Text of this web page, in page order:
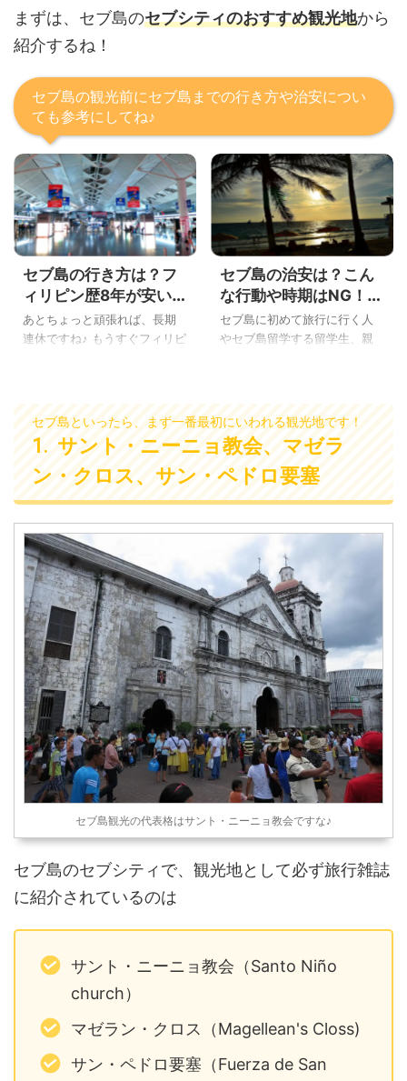
まずは、セブ島のセブシティのおすすめ観光地から
紹介するね！
セブ島の観光前にセブ島までの行き方や治安につい
ても参考にしてね♪
セブ島の行き方は？フ
ィリピン歴8年が安い航
空券の探し方を徹底解
説
あとちょっと頑張れば、長期
連休ですね♪ もうすぐフィリピ
した。 おぉう！盲点！まさか
は日本から一歩も出たことが
ない・・・。 最近、世界一周
て、ましてセブ島のブログを
書いている身として・・・ あ
れ！セブ島の行き方・アクセ
スについて書いた事なかっ
た！ ということで、今日は
「セブ島留学生、セブ島旅行
と考えている人は保存しとき
...
セブ島の治安は？こん
な行動や時期はNG！2
年間住んだ経験から気
をつけることを徹底解
セブ島に初めて旅行に行く人
やセブ島留学する留学生、親
が、心配になるのがセブ島の
治安ですね。 セブ島で2年間働
いていて、もちろん危険とい
われる場所にも行ってしまっ
航中止勧告のレベル3「渡航は
止めてください！」というミ
ンダナオ島の西のオザミスや
オロキエタに行かないといけ
ない事もあったけど・・・。
セブ島で働いていた＆フィリ
ピンによく行くボクとして
は、フ ...
セブ島といったら、まず一番最初にいわれる観光地です！
サント・ニーニョ教会、マゼラ
ン・クロス、サン・ペドロ要塞
セブ島観光の代表格はサント・ニーニョ教会ですな♪
セブ島のセブシティで、観光地として必ず旅行雑誌
に紹介されているのは
サント・ニーニョ教会（Santo Niño
church）
マゼラン・クロス（Magellean's Closs)
サン・ペドロ要塞（Fuerza de San